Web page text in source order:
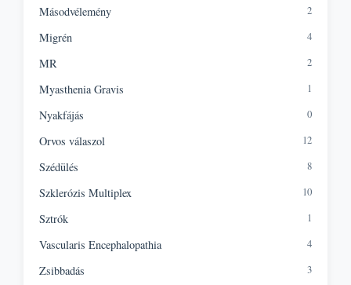
Másodvélemény 2
Migrén 4
MR 2
Myasthenia Gravis 1
Nyakfájás 0
Orvos válaszol 12
Szédülés 8
Szklerózis Multiplex 10
Sztrók 1
Vascularis Encephalopathia 4
Zsibbadás 3